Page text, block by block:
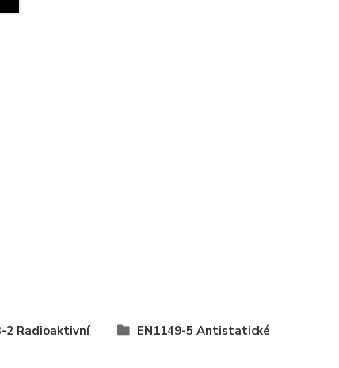
2 Radioaktivní
EN1149-5 Antistatické